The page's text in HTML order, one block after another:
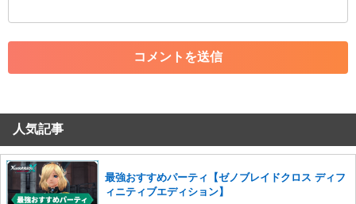
・アカウントの売買など金銭が絡む内容の投稿
・各ゲームのネタバレを含む内容の投稿
・その他、管理者が不適切と判断した投稿
コメントの削除を申請する
せていただきます。ご了承ください。
※一度削除したコメントは復元ができませんのでご注意くだ
さい。
人気記事
最強おすすめパーティ【ゼノブレイドクロス ディフ
ィニティブエディション】